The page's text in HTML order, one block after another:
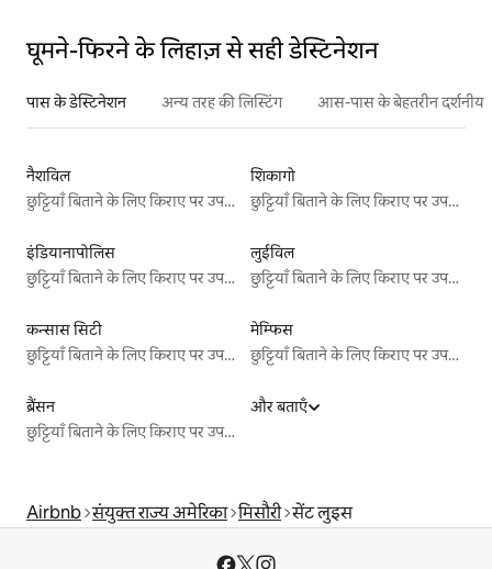
घूमने-फिरने के लिहाज़ से सही डेस्टिनेशन
पास के डेस्टिनेशन अन्य तरह की लिस्टिंग आस-पास के बेहतरीन दर्शनीय
नैशविल
छुट्टियाँ बिताने के लिए किराए पर उपलब्ध जगहें
शिकागो
छुट्टियाँ बिताने के लिए किराए पर उपलब्ध जगहें
इंडियानापोलिस
छुट्टियाँ बिताने के लिए किराए पर उपलब्ध जगहें
लुईविल
छुट्टियाँ बिताने के लिए किराए पर उपलब्ध जगहें
कन्सास सिटी
छुट्टियाँ बिताने के लिए किराए पर उपलब्ध जगहें
मेम्फिस
छुट्टियाँ बिताने के लिए किराए पर उपलब्ध जगहें
ब्रैंसन
छुट्टियाँ बिताने के लिए किराए पर उपलब्ध जगहें
और बताएँ
Airbnb संयुक्त राज्य अमेरिका मिसौरी सेंट लुइस